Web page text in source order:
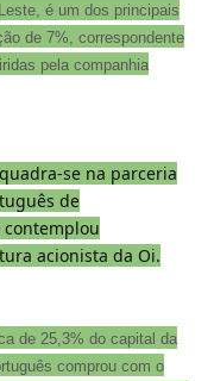
é um dos principais
de 7%, correspondente
pela companhia
se na parceria
de
contemplou
acionista da Oi.
de 25,3% do capital da
comprou com o